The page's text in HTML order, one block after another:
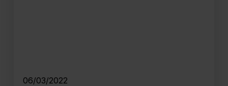
06/03/2022